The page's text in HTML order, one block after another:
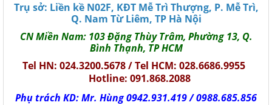
Trụ sở: Liền kề N02F, KĐT Mễ Trì Thượng, P. Mễ Trì,
Q. Nam Từ Liêm, TP Hà Nội
CN Miền Nam: 103 Đặng Thùy Trâm, Phường 13, Q.
Bình Thạnh, TP HCM
Tel HN: 024.3200.5678 / Tel HCM: 028.6686.9955
Hotline: 091.868.2088
Phụ trách KD: Mr. Hùng 0942.931.419 / 0988.685.856